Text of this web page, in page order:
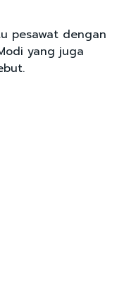
pesawat dengan
yang juga